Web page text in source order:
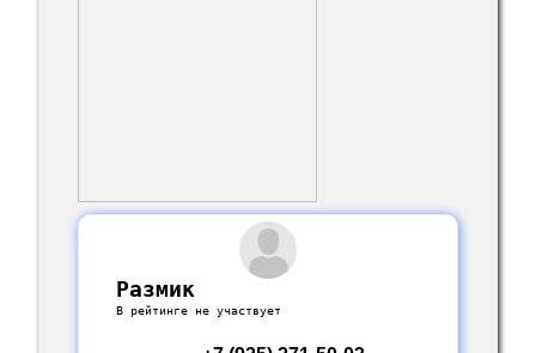
Размик
В рейтинге не участвует